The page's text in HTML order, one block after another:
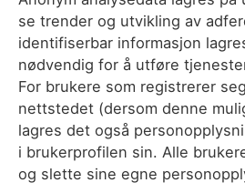
se trender og utvikling av
identifiserbar informasjon
nødvendig for å utføre
For brukere som registrerer
nettstedet (dersom denne
lagres det også
i brukerprofilen sin. Alle
og slette sine egne